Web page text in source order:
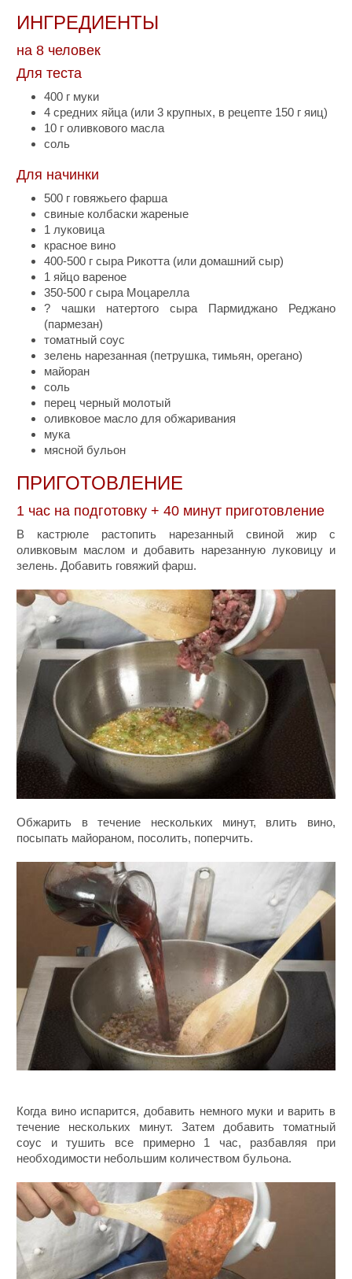
ИНГРЕДИЕНТЫ
на 8 человек
Для теста
400 г муки
4 средних яйца (или 3 крупных, в рецепте 150 г яиц)
10 г оливкового масла
соль
Для начинки
500 г говяжьего фарша
свиные колбаски жареные
1 луковица
красное вино
400-500 г сыра Рикотта (или домашний сыр)
1 яйцо вареное
350-500 г сыра Моцарелла
? чашки натертого сыра Пармиджано Реджано
(пармезан)
томатный соус
зелень нарезанная (петрушка, тимьян, орегано)
майоран
соль
перец черный молотый
оливковое масло для обжаривания
мука
мясной бульон
ПРИГОТОВЛЕНИЕ
1 час на подготовку + 40 минут приготовление
В кастрюле растопить нарезанный свиной жир с
оливковым маслом и добавить нарезанную луковицу и
зелень. Добавить говяжий фарш.
Обжарить в течение нескольких минут, влить вино,
посыпать майораном, посолить, поперчить.
Когда вино испарится, добавить немного муки и варить в
течение нескольких минут. Затем добавить томатный
соус и тушить все примерно 1 час, разбавляя при
необходимости небольшим количеством бульона.